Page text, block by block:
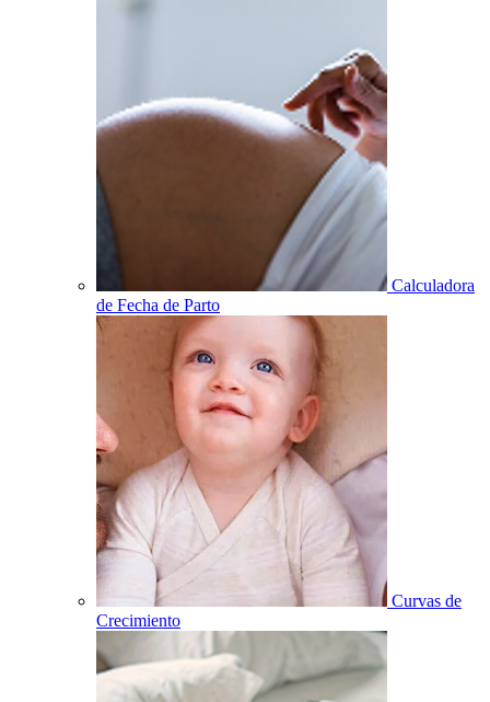
Calculadora
de Fecha de Parto
Curvas de
Crecimiento